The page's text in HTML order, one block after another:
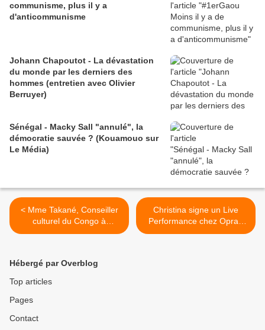
communisme, plus il y a
d'anticommunisme
Johann Chapoutot - La dévastation
du monde par les derniers des
hommes (entretien avec Olivier
Berruyer)
Sénégal - Macky Sall "annulé", la
démocratie sauvée ? (Kouamouo sur
Le Média)
< Mme Takané, Conseiller
culturel du Congo à
Libreville, à propos du
Libreville
Christina signe un Live
Performance chez Oprah
pour son grand retour... >
Hébergé par Overblog
Top articles
Pages
Contact